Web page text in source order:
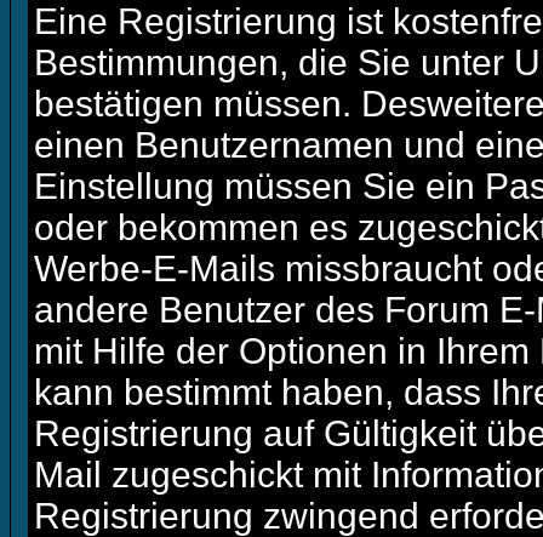
Eine Registrierung ist
Bestimmungen, die Sie unter
bestätigen müssen.
einen Benutzernamen und
Einstellung müssen Sie ein
oder bekommen es
Werbe-E-Mails missbraucht
andere Benutzer des Forum
mit Hilfe der Optionen in
kann bestimmt haben, dass
Registrierung auf Gültigkeit
Mail zugeschickt mit
Registrierung zwingend